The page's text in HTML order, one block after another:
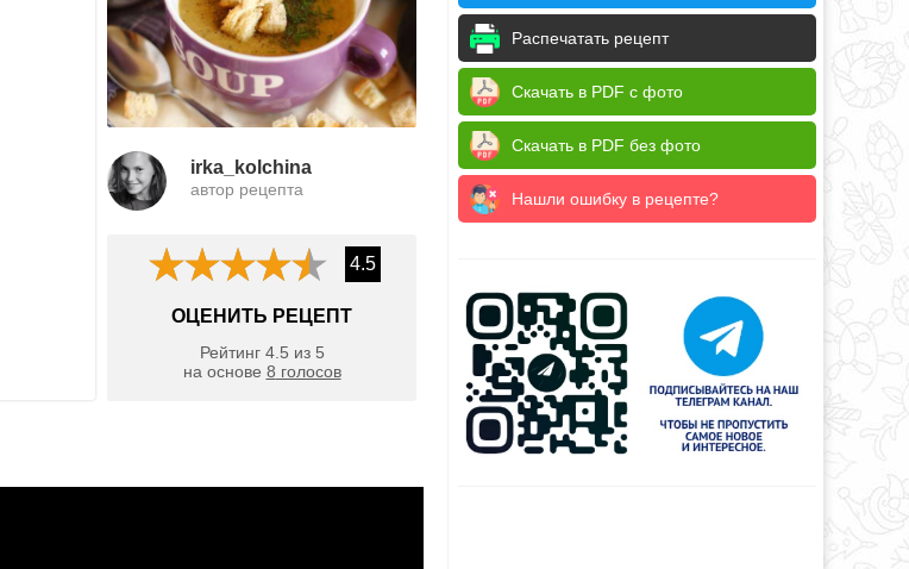
irka_kolchina
автор рецепта
4.5
ОЦЕНИТЬ РЕЦЕПТ
Рейтинг 4.5 из 5
на основе 8 голосов
Распечатать рецепт
Скачать в PDF с фото
Скачать в PDF без фото
Нашли ошибку в рецепте?